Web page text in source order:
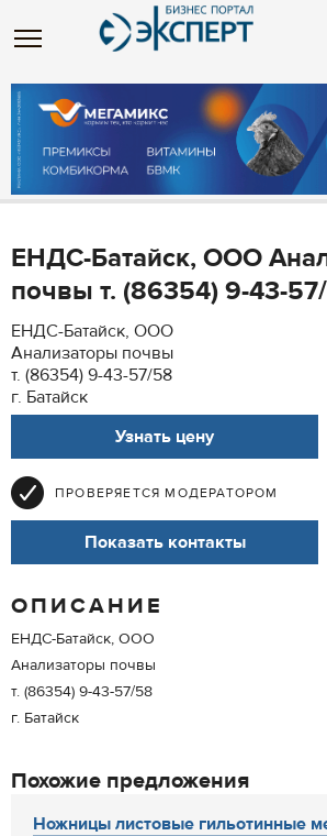
ЕНДС-Батайск, ООО
почвы т. (86354) 9-43-
ЕНДС-Батайск, ООО
Анализаторы почвы
т. (86354) 9-43-57/58
г. Батайск
Узнать цену
ПРОВЕРЯЕТСЯ МОДЕРАТОРОМ
Показать контакты
ОПИСАНИЕ
ЕНДС-Батайск, ООО
Анализаторы почвы
т. (86354) 9-43-57/58
г. Батайск
Похожие предложения
Ножницы листовые гильотинные